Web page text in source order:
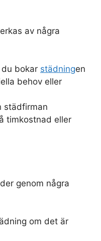
av några
bokar städningen
behov eller
städfirman
timkostnad eller
genom några
om det är